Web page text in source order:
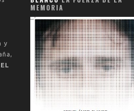
y
MEMORIA